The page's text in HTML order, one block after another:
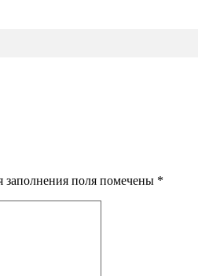
заполнения поля помечены *